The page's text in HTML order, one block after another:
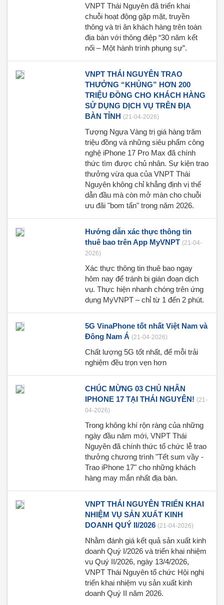
VNPT Thái Nguyên đã triển khai
chuỗi hoạt động gặp mặt, truyền
thông và tri ân khách hàng trên toàn
địa bàn với thông điệp “30 năm kết
nối – Một hành trình phụng sự”.
VNPT THÁI NGUYÊN TRAO
THƯỞNG “KHỦNG” HƠN 200
TRIỆU ĐỒNG CHO KHÁCH HÀNG
SỬ DỤNG DỊCH VỤ TRÊN ĐỊA
BÀN TỈNH (21-04-2026)
Tượng Ngựa Vàng trị giá hàng trăm
triệu đồng và những siêu phẩm công
nghệ iPhone 17 Pro Max đã chính
thức tìm được chủ nhân. Sự kiện trao
thưởng vừa qua của VNPT Thái
Nguyên không chỉ khẳng định vị thế
dẫn đầu mà còn mở màn cho chuỗi
ưu đãi "bom tấn" trong năm 2026.
Hướng dẫn xác thực thông tin
thuê bao trên App MyVNPT (21-04-
2026)
Xác thực thông tin thuê bao ngay
hôm nay để tránh bị gián đoạn dịch
vụ. Thực hiện nhanh chóng trên ứng
dụng MyVNPT – chỉ từ 1 đến 2 phút.
5G VinaPhone tốt nhất Việt Nam và
Đông Nam Á (21-04-2026)
Chất lượng 5G tốt nhất, để mỗi trải
nghiệm đều trọn vẹn hơn
CHÚC MỪNG 03 CHỦ NHÂN
IPHONE 17 TẠI THÁI NGUYÊN! (21-
04-2026)
Trong không khí rộn ràng của những
ngày đầu năm mới, VNPT Thái
Nguyên đã chính thức tổ chức lễ trao
thưởng chương trình "Tết sum vầy -
Trao iPhone 17" cho những khách
hàng may mắn nhất địa bàn.
VNPT THÁI NGUYÊN TRIỂN KHAI
NHIỆM VỤ SẢN XUẤT KINH
DOANH QUÝ II/2026 (21-04-2026)
Nhằm đánh giá kết quả sản xuất kinh
doanh Quý I/2026 và triển khai nhiệm
vụ Quý II/2026, ngày 13/4/2026,
VNPT Thái Nguyên tổ chức Hội nghị
triển khai nhiệm vụ sản xuất kinh
doanh Quý II năm 2026.